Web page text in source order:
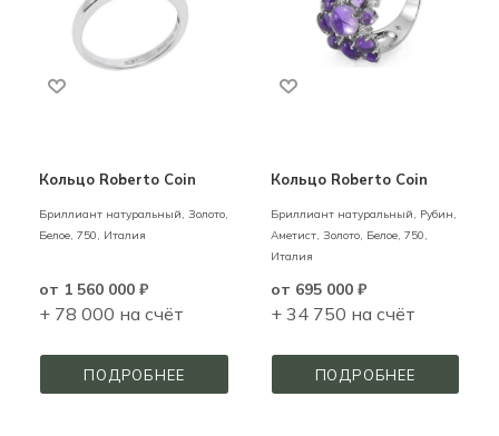
Кольцо Roberto Coin
Бриллиант натуральный, Золото,
Белое, 750, Италия
от 1 560 000 ₽
+ 78 000 на счёт
ПОДРОБНЕЕ
Кольцо Roberto Coin
Бриллиант натуральный, Рубин,
Аметист, Золото, Белое, 750,
Италия
от 695 000 ₽
+ 34 750 на счёт
ПОДРОБНЕЕ